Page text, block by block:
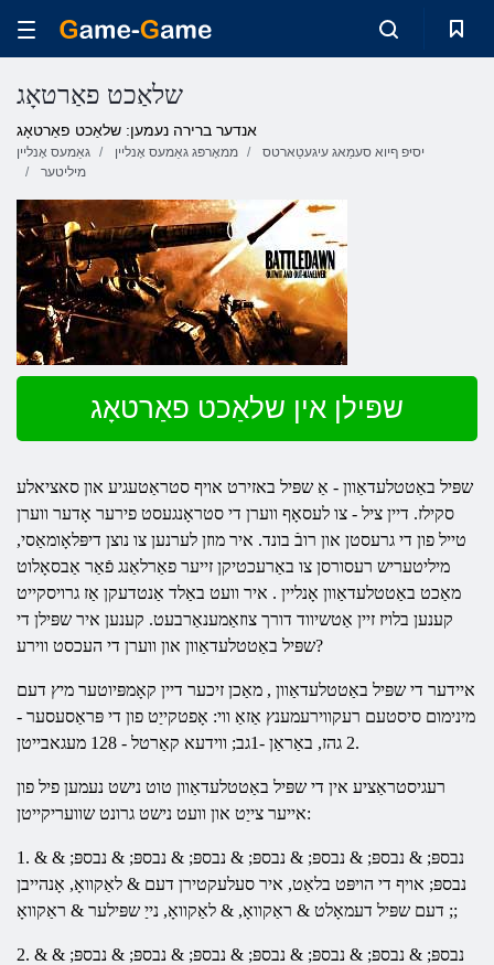
שלאַכט פאַרטאָג
אנדער ברירה נעמען: שלאַכט פאַרטאָג
גאַמעס אָנליין ממאָרפּג גאַמעס אָנליין
יסיּפ ףיוא סעמַאג עיגעטַארטס
מיליטער
שפּילן אין שלאַכט פאַרטאָג
שפּיל באַטטלעדאַוון - אַ שפּיל באזירט אויף סטראַטעגיע און סאציאלע
סקילז. דיין ציל - צו לעסאָף ווערן די סטראָנגעסט פירער אָדער ווערן
טייל פון די גרעסטן און רובֿ בונד. איר מוזן לערנען צו נוצן דיפּלאָומאַסי,
מיליטעריש רעסורסן צו באַרעכטיקן זייער פאַרלאַנג פֿאַר אַבסאָלוט
מאַכט באַטטלעדאַוון אָנליין . איר וועט באַלד אַנטדעקן אַז גרויסקייט
קענען בלויז זיין אַטשיווד דורך צוזאַמענאַרבעט. קענען איר שפּילן די
שפּיל באַטטלעדאַוון און ווערן די העכסט ווירע?
איידער די שפּיל באַטטלעדאַוון , מאַכן זיכער דיין קאָמפּיוטער מיץ דעם
מינימום סיסטעם רעקווירעמענץ אַזאַ ווי: אָפטקייַט פון די פּראַסעסער -
2 גהז, באַראַן -1גב; ווידעא קאַרטל - 128 מעגאבייטן.
רעגיסטראַציע אין די שפּיל באַטטלעדאַוון טוט נישט נעמען פיל פון
אייער צייַט און וועט נישט גרונט שוועריקייטן:
1. & נבספּ; & נבספּ; & נבספּ; & נבספּ; & נבספּ; & נבספּ; & נבספּ; &
נבספּ; אויף די הויפּט בלאַט, איר סעלעקטירן דעם & לאַקוואָ, אָנהייבן
דעם שפּיל דעמאָלט & ראַקוואָ, & לאַקוואָ, נייַ שפּילער & ראַקוואָ ;;
2. & נבספּ; & נבספּ; & נבספּ; & נבספּ; & נבספּ; & נבספּ; & נבספּ; &